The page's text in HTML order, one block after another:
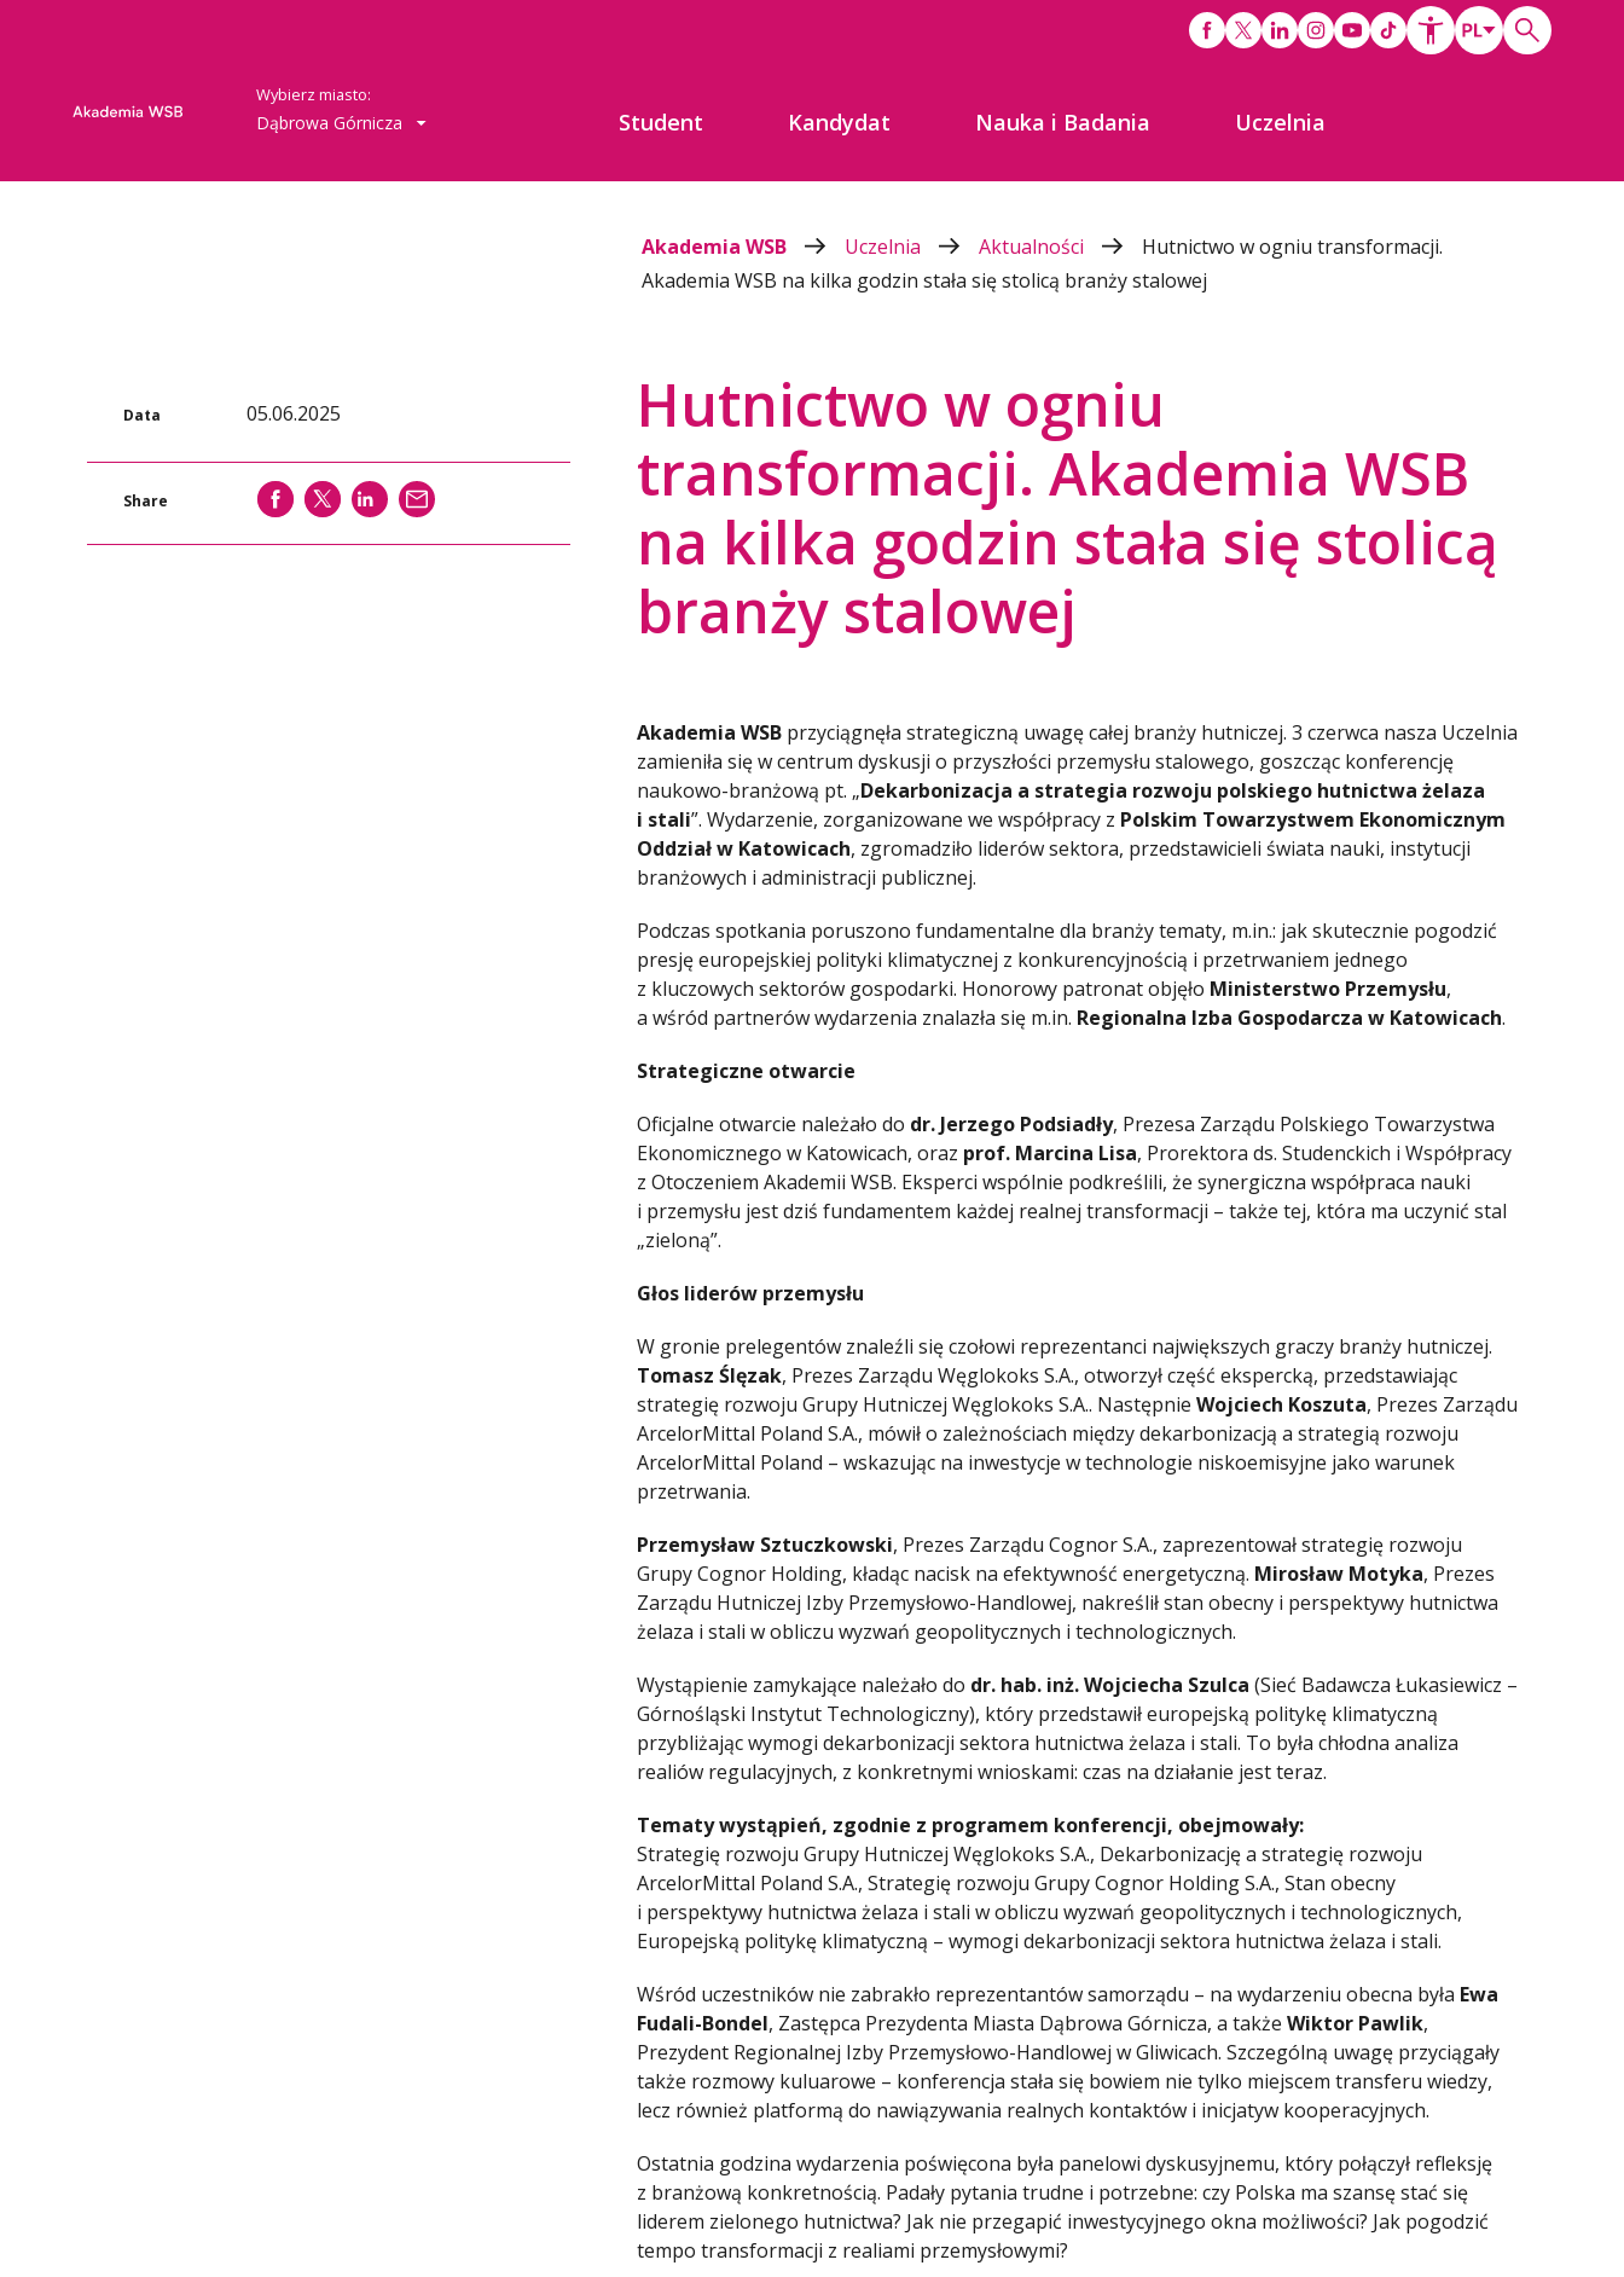
Wybierz miasto:
Dąbrowa Górnicza Student Kandydat Nauka i Badania Uczelnia
Akademia WSB Uczelnia Aktualności
Hutnictwo w ogniu transformacji.
Akademia WSB na kilka godzin stała się stolicą branży stalowej
Data 05.06.2025
Share SHARE SHARE SHARE
Hutnictwo w ogniu
transformacji. Akademia WSB
na kilka godzin stała się stolicą
branży stalowej
Akademia WSB przyciągnęła strategiczną uwagę całej branży hutniczej. 3 czerwca nasza Uczelnia
zamieniła się w centrum dyskusji o przyszłości przemysłu stalowego, goszcząc konferencję
naukowo-branżową pt. „Dekarbonizacja a strategia rozwoju polskiego hutnictwa żelaza
i stali”. Wydarzenie, zorganizowane we współpracy z Polskim Towarzystwem Ekonomicznym
Oddział w Katowicach, zgromadziło liderów sektora, przedstawicieli świata nauki, instytucji
branżowych i administracji publicznej.
Podczas spotkania poruszono fundamentalne dla branży tematy, m.in.: jak skutecznie pogodzić
presję europejskiej polityki klimatycznej z konkurencyjnością i przetrwaniem jednego
z kluczowych sektorów gospodarki. Honorowy patronat objęło Ministerstwo Przemysłu,
a wśród partnerów wydarzenia znalazła się m.in. Regionalna Izba Gospodarcza w Katowicach.
Strategiczne otwarcie
Oficjalne otwarcie należało do dr. Jerzego Podsiadły, Prezesa Zarządu Polskiego Towarzystwa
Ekonomicznego w Katowicach, oraz prof. Marcina Lisa, Prorektora ds. Studenckich i Współpracy
z Otoczeniem Akademii WSB. Eksperci wspólnie podkreślili, że synergiczna współpraca nauki
i przemysłu jest dziś fundamentem każdej realnej transformacji – także tej, która ma uczynić stal
„zieloną”.
Głos liderów przemysłu
W gronie prelegentów znaleźli się czołowi reprezentanci największych graczy branży hutniczej.
Tomasz Ślęzak, Prezes Zarządu Węglokoks S.A., otworzył część ekspercką, przedstawiając
strategię rozwoju Grupy Hutniczej Węglokoks S.A.. Następnie Wojciech Koszuta, Prezes Zarządu
ArcelorMittal Poland S.A., mówił o zależnościach między dekarbonizacją a strategią rozwoju
ArcelorMittal Poland – wskazując na inwestycje w technologie niskoemisyjne jako warunek
przetrwania.
Przemysław Sztuczkowski, Prezes Zarządu Cognor S.A., zaprezentował strategię rozwoju
Grupy Cognor Holding, kładąc nacisk na efektywność energetyczną. Mirosław Motyka, Prezes
Zarządu Hutniczej Izby Przemysłowo-Handlowej, nakreślił stan obecny i perspektywy hutnictwa
żelaza i stali w obliczu wyzwań geopolitycznych i technologicznych.
Wystąpienie zamykające należało do dr. hab. inż. Wojciecha Szulca (Sieć Badawcza Łukasiewicz –
Górnośląski Instytut Technologiczny), który przedstawił europejską politykę klimatyczną
przybliżając wymogi dekarbonizacji sektora hutnictwa żelaza i stali. To była chłodna analiza
realiów regulacyjnych, z konkretnymi wnioskami: czas na działanie jest teraz.
Tematy wystąpień, zgodnie z programem konferencji, obejmowały:
Strategię rozwoju Grupy Hutniczej Węglokoks S.A., Dekarbonizację a strategię rozwoju
ArcelorMittal Poland S.A., Strategię rozwoju Grupy Cognor Holding S.A., Stan obecny
i perspektywy hutnictwa żelaza i stali w obliczu wyzwań geopolitycznych i technologicznych,
Europejską politykę klimatyczną – wymogi dekarbonizacji sektora hutnictwa żelaza i stali.
Wśród uczestników nie zabrakło reprezentantów samorządu – na wydarzeniu obecna była Ewa
Fudali-Bondel, Zastępca Prezydenta Miasta Dąbrowa Górnicza, a także Wiktor Pawlik,
Prezydent Regionalnej Izby Przemysłowo-Handlowej w Gliwicach. Szczególną uwagę przyciągały
także rozmowy kuluarowe – konferencja stała się bowiem nie tylko miejscem transferu wiedzy,
lecz również platformą do nawiązywania realnych kontaktów i inicjatyw kooperacyjnych.
Ostatnia godzina wydarzenia poświęcona była panelowi dyskusyjnemu, który połączył refleksję
z branżową konkretnością. Padały pytania trudne i potrzebne: czy Polska ma szansę stać się
liderem zielonego hutnictwa? Jak nie przegapić inwestycyjnego okna możliwości? Jak pogodzić
tempo transformacji z realiami przemysłowymi?